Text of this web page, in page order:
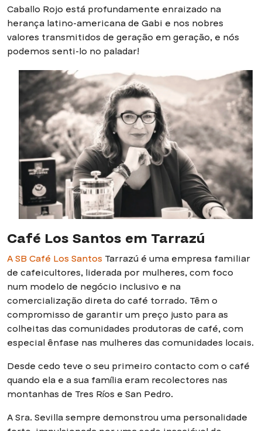
Caballo Rojo está profundamente enraizado na
herança latino-americana de Gabi e nos nobres
valores transmitidos de geração em geração, e nós
podemos senti-lo no paladar!
Café Los Santos em Tarrazú
A SB Café Los Santos Tarrazú é uma empresa familiar
de cafeicultores, liderada por mulheres, com foco
num modelo de negócio inclusivo e na
comercialização direta do café torrado. Têm o
compromisso de garantir um preço justo para as
colheitas das comunidades produtoras de café, com
especial ênfase nas mulheres das comunidades locais.
Desde cedo teve o seu primeiro contacto com o café
quando ela e a sua família eram recolectores nas
montanhas de Tres Ríos e San Pedro.
A Sra. Sevilla sempre demonstrou uma personalidade